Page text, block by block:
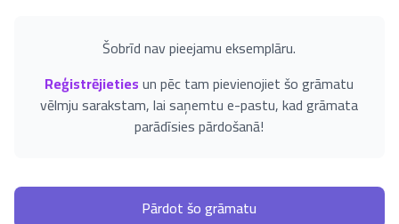
Šobrīd nav pieejamu eksemplāru.
Reģistrējietiesun pēc tam pievienojiet šo grāmatu
vēlmju sarakstam, lai saņemtu e-pastu, kad grāmata
parādīsies pārdošanā!
Pārdot šo grāmatu